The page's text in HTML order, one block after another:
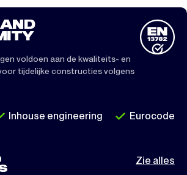
voldoen aan de kwaliteits- en
tijdelijke constructies volgens
Inhouse engineering Eurocode
Zie alles